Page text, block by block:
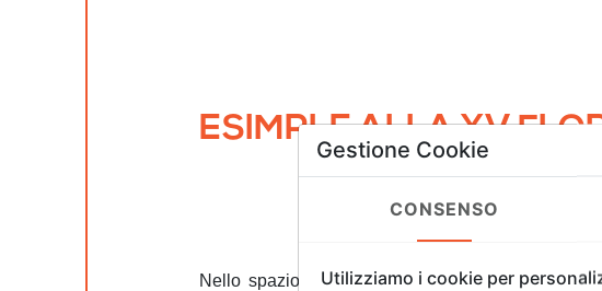
ESIMPLE ALLA XV
Nello spazio eSimplealla XV Florence
Gestione Cookie
CONSENSO
Utilizziamo i cookie per